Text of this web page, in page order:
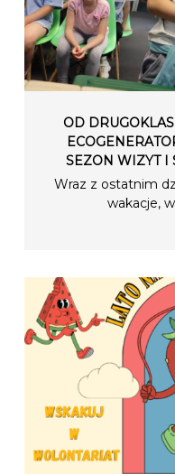
OD
SEZON WIZYT I
Wraz z ostatnim
wakacje,